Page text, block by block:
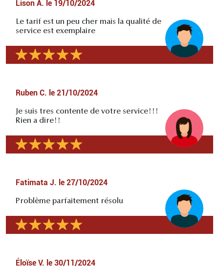
Lison A. le 19/10/2024
Le tarif est un peu cher mais la qualité de
service est exemplaire
Ruben C. le 21/10/2024
Je suis tres contente de votre service!!!
Rien a dire!!
Fatimata J. le 27/10/2024
Problème parfaitement résolu
Éloïse V. le 30/11/2024